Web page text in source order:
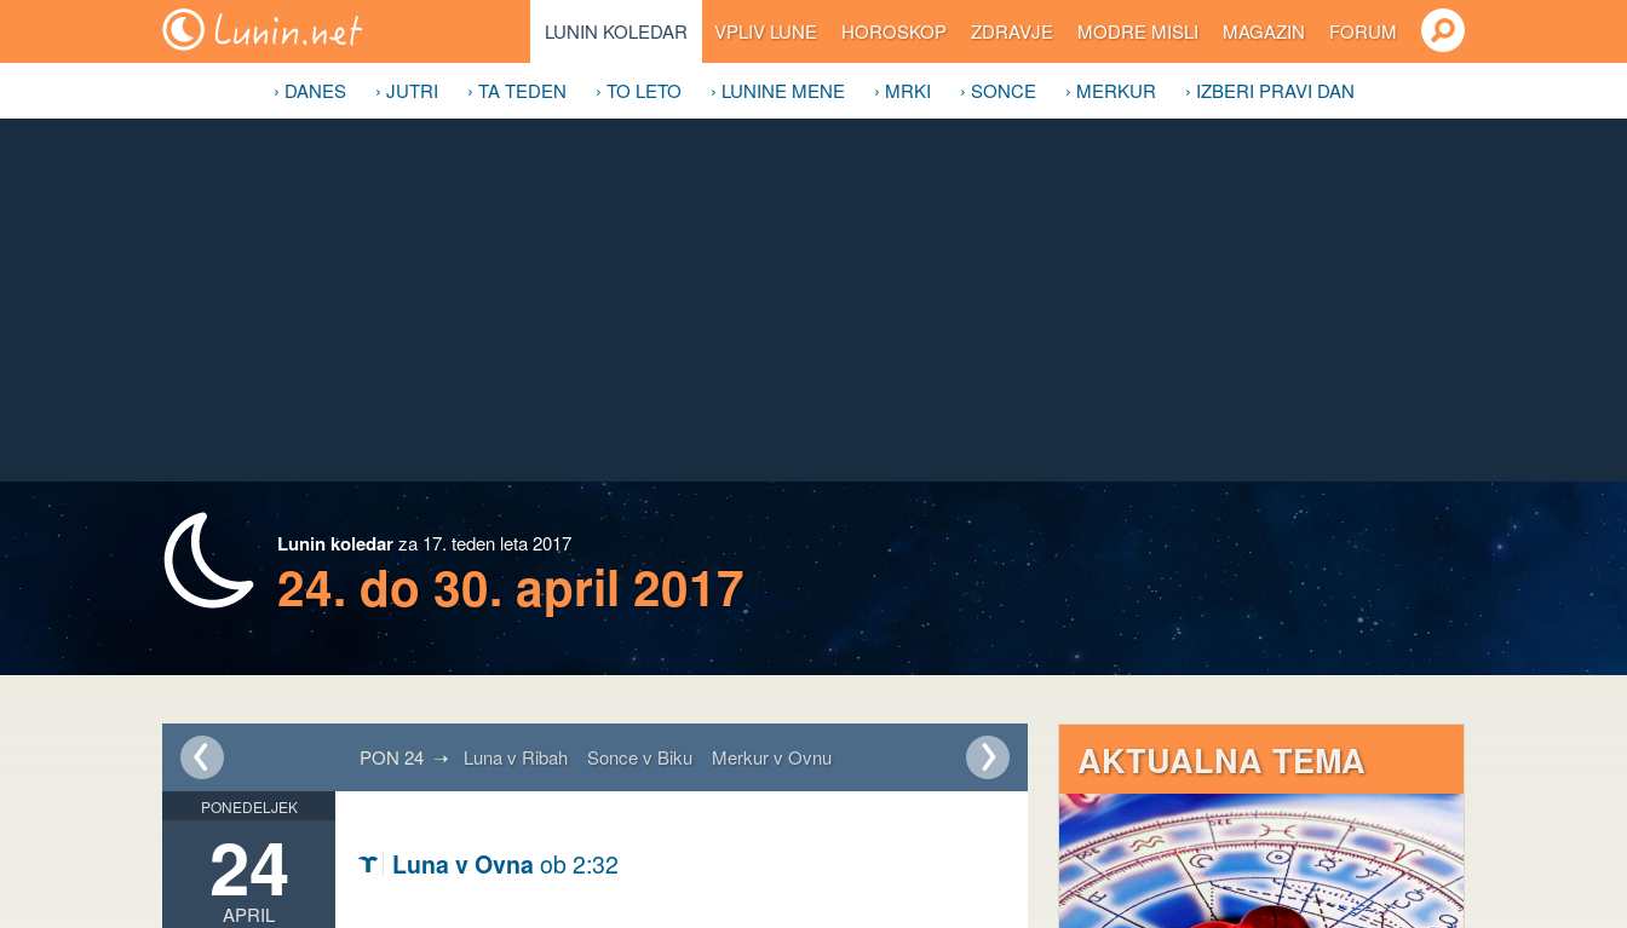
LUNIN KOLEDAR VPLIV LUNE HOROSKOP ZDRAVJE MODRE MISLI MAGAZIN FORUM
› DANES › JUTRI › TA TEDEN › TO LETO › LUNINE MENE › MRKI › SONCE › MERKUR › IZBERI PRAVI DAN
Lunin koledarza 17. teden leta 2017
24. do 30. april 2017
PON 24 ➝ Luna v Ribah Sonce v Biku Merkur v Ovnu
PONEDELJEK
24
APRIL
A Luna v Ovna ob 2:32
AKTUALNA TEMA